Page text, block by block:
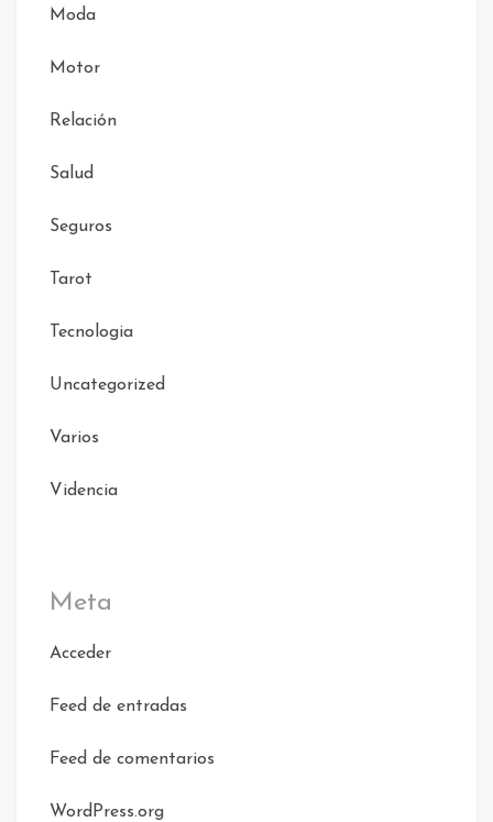
Moda
Motor
Relación
Salud
Seguros
Tarot
Tecnologia
Uncategorized
Varios
Videncia
Meta
Acceder
Feed de entradas
Feed de comentarios
WordPress.org